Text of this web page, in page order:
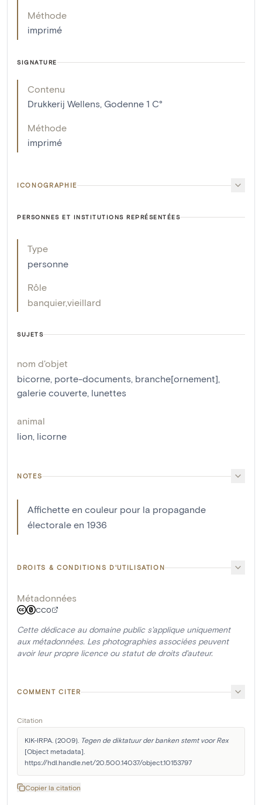
Méthode
imprimé
SIGNATURE
Contenu
Drukkerij Wellens, Godenne 1 C°
Méthode
imprimé
ICONOGRAPHIE
PERSONNES ET INSTITUTIONS REPRÉSENTÉES
Type
personne
Rôle
banquier,vieillard
SUJETS
nom d'objet
bicorne, porte-documents, branche[ornement],
galerie couverte, lunettes
animal
lion, licorne
NOTES
Affichette en couleur pour la propagande
électorale en 1936
DROITS & CONDITIONS D'UTILISATION
Métadonnées
CC0
Cette dédicace au domaine public s'applique uniquement
aux métadonnées. Les photographies associées peuvent
avoir leur propre licence ou statut de droits d'auteur.
COMMENT CITER
Citation
KIK-IRPA. (2009). Tegen de diktatuur der banken stemt voor Rex
[Object metadata].
https://hdl.handle.net/20.500.14037/object.10153797
Copier la citation